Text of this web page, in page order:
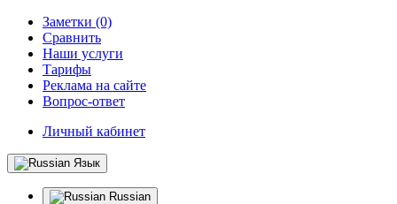
Заметки (0)
Сравнить
Наши услуги
Тарифы
Реклама на сайте
Вопрос-ответ
Личный кабинет
Язык
Russian